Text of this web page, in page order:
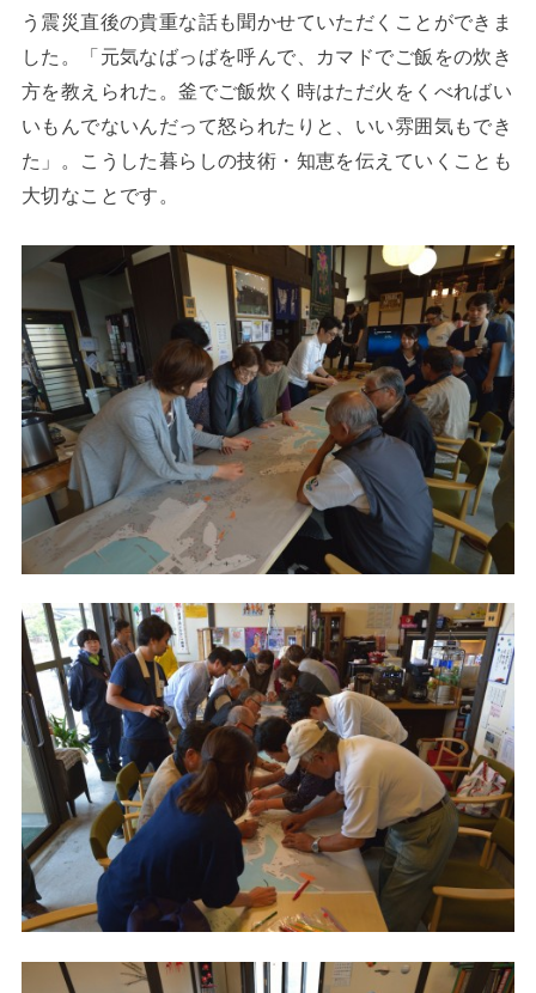
う震災直後の貴重な話も聞かせていただくことができま
した。「元気なばっばを呼んで、カマドでご飯をの炊き
方を教えられた。釜でご飯炊く時はただ火をくべればい
いもんでないんだって怒られたりと、いい雰囲気もでき
た」。こうした暮らしの技術・知恵を伝えていくことも
大切なことです。